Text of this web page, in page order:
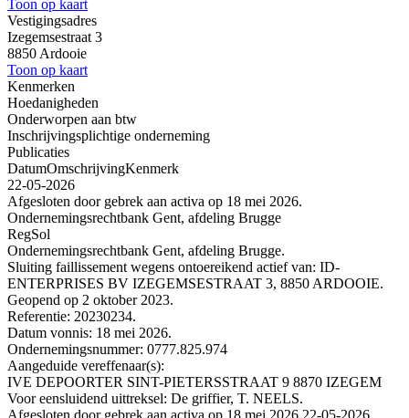
Toon op kaart
Vestigingsadres
Izegemsestraat 3
8850 Ardooie
Toon op kaart
Kenmerken
Hoedanigheden
Onderworpen aan btw
Inschrijvingsplichtige onderneming
Publicaties
DatumOmschrijvingKenmerk
22-05-2026
Afgesloten door gebrek aan activa op 18 mei 2026.
Ondernemingsrechtbank Gent, afdeling Brugge
RegSol
Ondernemingsrechtbank Gent, afdeling Brugge.
Sluiting faillissement wegens ontoereikend actief van: ID-
ENTERPRISES BV IZEGEMSESTRAAT 3, 8850 ARDOOIE.
Geopend op 2 oktober 2023.
Referentie: 20230234.
Datum vonnis: 18 mei 2026.
Ondernemingsnummer: 0777.825.974
Aangeduide vereffenaar(s):
IVE DEPOORTER SINT-PIETERSSTRAAT 9 8870 IZEGEM
Voor eensluidend uittreksel: De griffier, T. NEELS.
Afgesloten door gebrek aan activa op 18 mei 2026.22-05-2026